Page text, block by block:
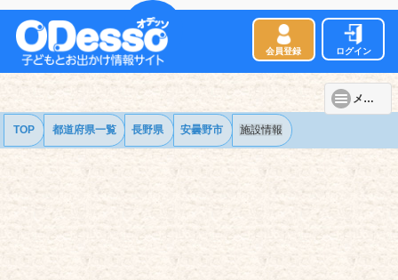
会員登録 ログイン
メニュー
TOP 都道府県一覧 長野県 安曇野市 施設情報